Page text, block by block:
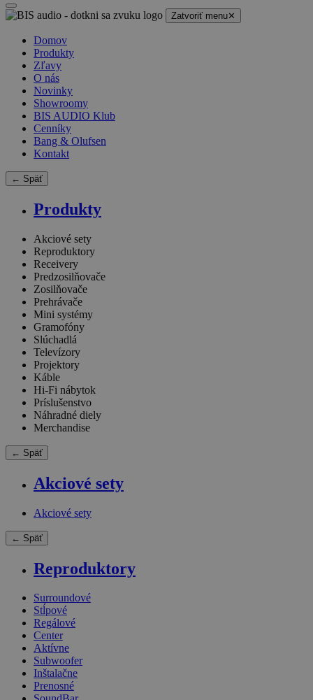
Zatvoriť menu✕
Domov
Produkty
Zľavy
O nás
Novinky
Showroomy
BIS AUDIO Klub
Cenníky
Bang & Olufsen
Kontakt
← Späť
Produkty
Akciové sety
Reproduktory
Receivery
Predzosilňovače
Zosilňovače
Prehrávače
Mini systémy
Gramofóny
Slúchadlá
Televízory
Projektory
Káble
Hi-Fi nábytok
Príslušenstvo
Náhradné diely
Merchandise
← Späť
Akciové sety
Akciové sety
← Späť
Reproduktory
Surroundové
Stĺpové
Regálové
Center
Aktívne
Subwoofer
Inštalačne
Prenosné